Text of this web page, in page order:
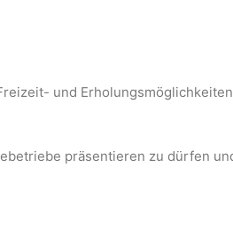
und
präsentieren zu dürfen